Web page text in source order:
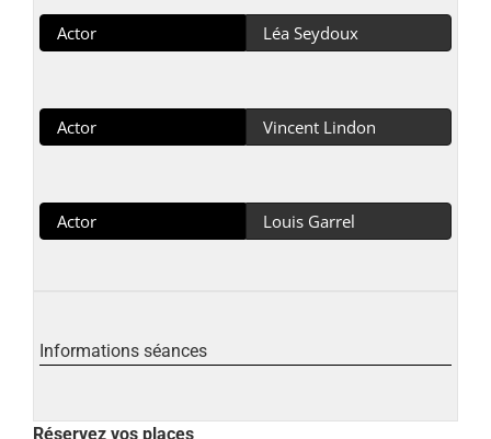
Actor Léa Seydoux
Actor Vincent Lindon
Actor Louis Garrel
Informations séances
Réservez vos places